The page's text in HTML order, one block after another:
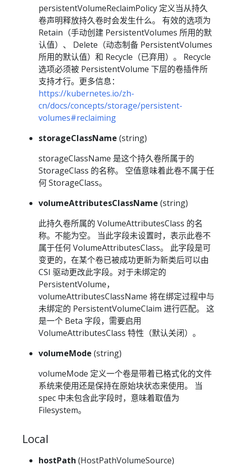
persistentVolumeReclaimPolicy 定义当从持久
卷声明释放持久卷时会发生什么。 有效的选项为
Retain（手动创建 PersistentVolumes 所用的默
认值）、 Delete（动态制备 PersistentVolumes
所用的默认值）和 Recycle（已弃用）。 Recycle
选项必须被 PersistentVolume 下层的卷插件所
支持才行。更多信息：
https://kubernetes.io/zh-
cn/docs/concepts/storage/persistent-
volumes#reclaiming
storageClassName (string)
storageClassName 是这个持久卷所属于的
StorageClass 的名称。 空值意味着此卷不属于任
何 StorageClass。
volumeAttributesClassName (string)
此持久卷所属的 VolumeAttributesClass 的名
称。不能为空。 当此字段未设置时，表示此卷不
属于任何 VolumeAttributesClass。 此字段是可
变更的，在某个卷已被成功更新为新类后可以由
CSI 驱动更改此字段。对于未绑定的
PersistentVolume，
volumeAttributesClassName 将在绑定过程中与
未绑定的 PersistentVolumeClaim 进行匹配。 这
是一个 Beta 字段，需要启用
VolumeAttributesClass 特性（默认关闭）。
volumeMode (string)
volumeMode 定义一个卷是带着已格式化的文件
系统来使用还是保持在原始块状态来使用。 当
spec 中未包含此字段时，意味着取值为
Filesystem。
Local
hostPath (HostPathVolumeSource)